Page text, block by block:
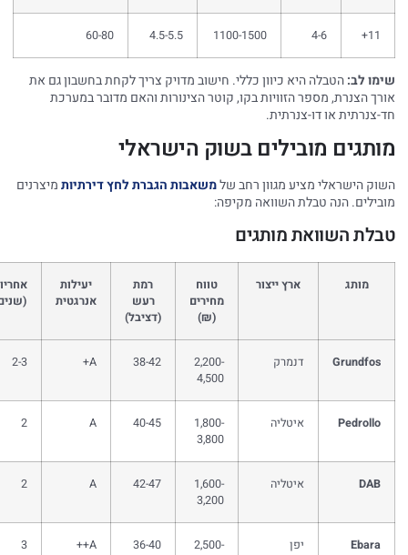
1100-1500
4.5-5.5
60-80
לב:הטבלה היא כיוון כללי. חישוב מדויק צריך לקחת בחשבון גם את
הצנרת, מספר הזוויות בקו, קוטר הצינורות והאם מדובר במערכת
צנרתית או דו-צנרתית.
מובילים בשוק הישראלי
הישראלי מציע מגוון רחב שלמשאבות הגברת לחץ דירתיותמיצרנים
הנה טבלת השוואה מקיפה:
השוואת מותגים
מותג ארץ ייצור
מחירים
רעש
(דציבל)
יעילות
אנרגטית
אחריות
(שנים)
Grundfos דנמרק
2,200-
4,500
38-42
Pedrollo איטליה
1,800-
3,800
40-45
איטליה
1,600-
3,200
42-47
Ebara
2,500-
36-40